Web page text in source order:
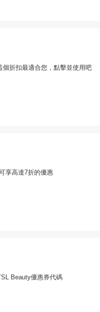
折扣最適合您，點擊並使用吧
享高達7折的優惠
Beauty優惠券代碼